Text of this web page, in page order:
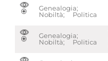
Genealogia;
Nobiltà; Politica
Genealogia;
Nobiltà; Politica